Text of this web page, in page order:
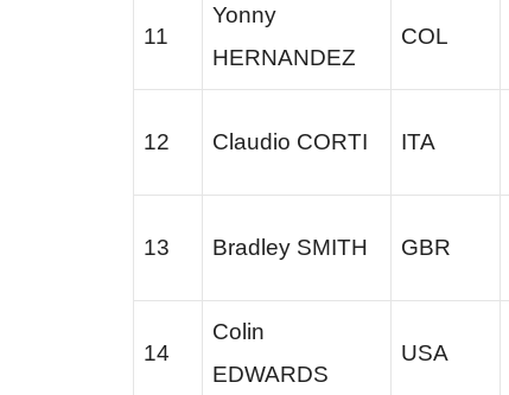
11
Yonny
HERNANDEZ
COL
12 Claudio CORTI ITA
13 Bradley SMITH GBR
14
Colin
EDWARDS
USA